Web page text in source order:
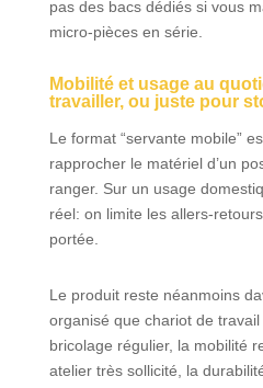
pas des bacs dédiés si vous
micro-pièces en série.
Mobilité et usage au
travailler, ou juste pour
Le format “servante mobile”
rapprocher le matériel d’un
ranger. Sur un usage
réel: on limite les allers-
portée.
Le produit reste néanmoins
organisé que chariot de
bricolage régulier, la mobilité
atelier très sollicité, la